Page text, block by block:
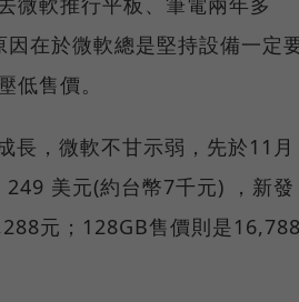
在於微軟總是堅持設備一定
售價。
，微軟不甘示弱，先於11月
美元(約台幣7千元) ，新發
元；128GB售價則是